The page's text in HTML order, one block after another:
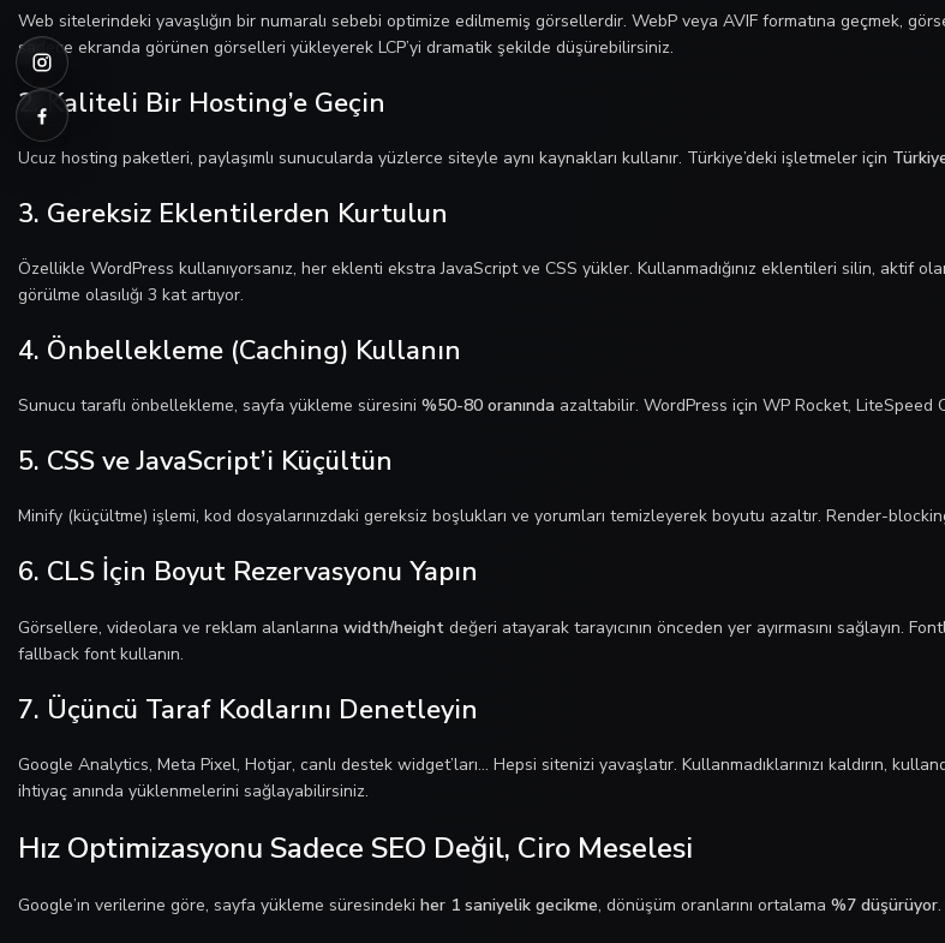
Web sitelerindeki yavaşlığın bir numaralı sebebi optimize edilmemiş görsellerdir. WebP veya AVIF formatına geçmek,
sadece ekranda görünen görselleri yükleyerek LCP’yi dramatik şekilde düşürebilirsiniz.
2. Kaliteli Bir Hosting’e Geçin
Ucuz hosting paketleri, paylaşımlı sunucularda yüzlerce siteyle aynı kaynakları kullanır. Türkiye’deki işletmeler için
3. Gereksiz Eklentilerden Kurtulun
Özellikle WordPress kullanıyorsanız, her eklenti ekstra JavaScript ve CSS yükler. Kullanmadığınız eklentileri silin, aktif
görülme olasılığı 3 kat artıyor.
4. Önbellekleme (Caching) Kullanın
Sunucu taraflı önbellekleme, sayfa yükleme süresini %50-80 oranında azaltabilir. WordPress için WP Rocket, LiteSpeed
5. CSS ve JavaScript’i Küçültün
Minify (küçültme) işlemi, kod dosyalarınızdaki gereksiz boşlukları ve yorumları temizleyerek boyutu azaltır. Render-
6. CLS İçin Boyut Rezervasyonu Yapın
Görsellere, videolara ve reklam alanlarına width/height değeri atayarak tarayıcının önceden yer ayırmasını sağlayın.
fallback font kullanın.
7. Üçüncü Taraf Kodlarını Denetleyin
Google Analytics, Meta Pixel, Hotjar, canlı destek widget’ları… Hepsi sitenizi yavaşlatır. Kullanmadıklarınızı kaldırın,
ihtiyaç anında yüklenmelerini sağlayabilirsiniz.
Hız Optimizasyonu Sadece SEO Değil, Ciro Meselesi
Google’ın verilerine göre, sayfa yükleme süresindeki her 1 saniyelik gecikme, dönüşüm oranlarını ortalama %7 düşürüyor